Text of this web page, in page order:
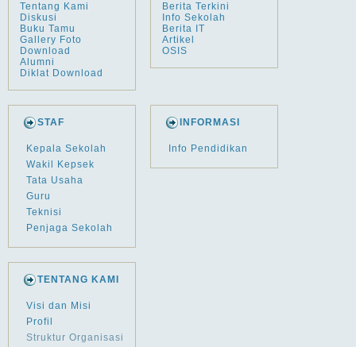
Tentang Kami
Diskusi
Buku Tamu
Gallery Foto
Download
Alumni
Diklat Download
Berita Terkini
Info Sekolah
Berita IT
Artikel
OSIS
STAF
Kepala Sekolah
Wakil Kepsek
Tata Usaha
Guru
Teknisi
Penjaga Sekolah
INFORMASI
Info Pendidikan
TENTANG KAMI
Visi dan Misi
Profil
Struktur Organisasi